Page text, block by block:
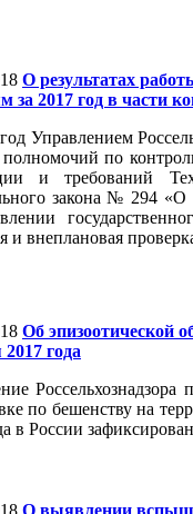
О результатах
за 2017 год в части
Управлением
по
и требований
закона № 294
и внеплановая
Об эпизоотической
2017 года
по бешенству на
в России
О выявлении